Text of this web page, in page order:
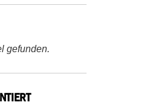
gefunden.